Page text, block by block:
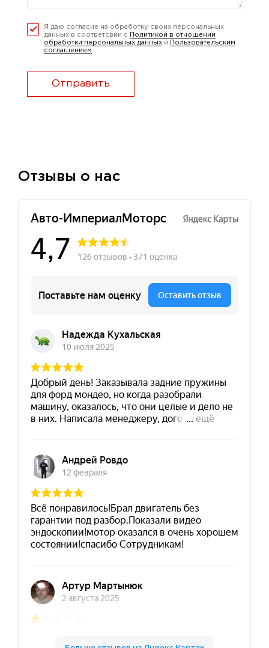
Я даю согласие на обработку своих персональных
данных в соответсвии с
Политикой в отношении
обработки персональных данных и
Пользовательским
соглашением
Отправить
Отзывы о нас